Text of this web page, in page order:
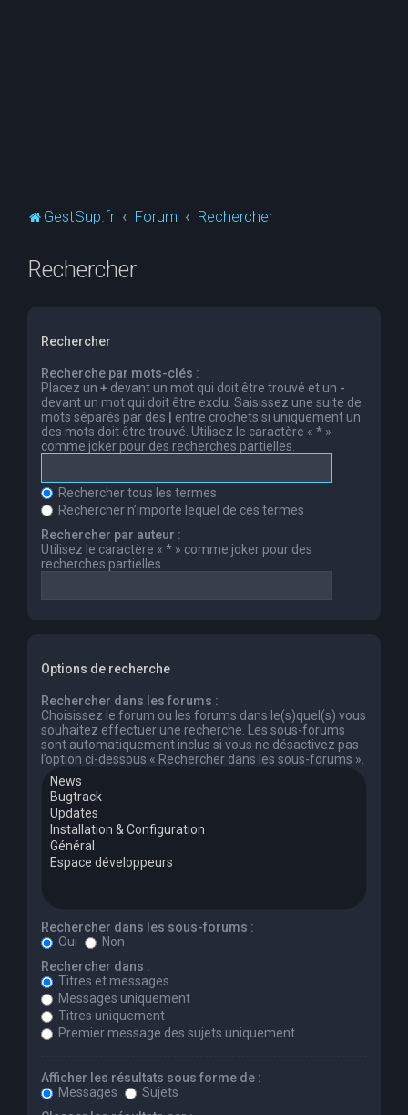
GestSup.fr Forum Rechercher
Rechercher
Rechercher
Recherche par mots-clés :
Placez un + devant un mot qui doit être trouvé et un -
devant un mot qui doit être exclu. Saisissez une suite de
mots séparés par des
entre crochets si uniquement un
des mots doit être trouvé. Utilisez le caractère « * »
comme joker pour des recherches partielles.
Rechercher tous les termes
Rechercher n’importe lequel de ces termes
Rechercher par auteur :
Utilisez le caractère « * » comme joker pour des
recherches partielles.
Options de recherche
Rechercher dans les forums :
Choisissez le forum ou les forums dans le(s)quel(s) vous
souhaitez effectuer une recherche. Les sous-forums
sont automatiquement inclus si vous ne désactivez pas
l’option ci-dessous « Rechercher dans les sous-forums ».
Rechercher dans les sous-forums :
Oui
Non
Rechercher dans :
Titres et messages
Messages uniquement
Titres uniquement
Premier message des sujets uniquement
Afficher les résultats sous forme de :
Messages
Sujets